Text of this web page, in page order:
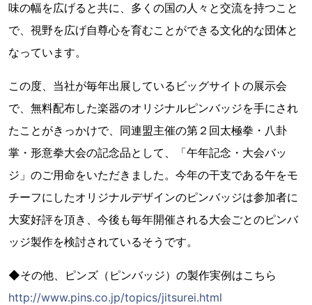
味の幅を広げると共に、多くの国の人々と交流を持つこと
で、視野を広げ自尊心を育むことができる文化的な団体と
なっています。
この度、当社が毎年出展しているビッグサイトの展示会
で、無料配布した楽器のオリジナルピンバッジを手にされ
たことがきっかけで、同連盟主催の第２回太極拳・八卦
掌・形意拳大会の記念品として、「午年記念・大会バッ
ジ」のご用命をいただきました。今年の干支である午をモ
チーフにしたオリジナルデザインのピンバッジは参加者に
大変好評を頂き、今後も毎年開催される大会ごとのピンバ
ッジ製作を検討されているそうです。
◆その他、ピンズ（ピンバッジ）の製作実例はこちら
http://www.pins.co.jp/topics/jitsurei.html